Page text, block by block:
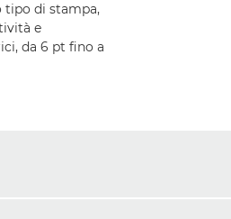
tipo di stampa,
e
da 6 pt fino a